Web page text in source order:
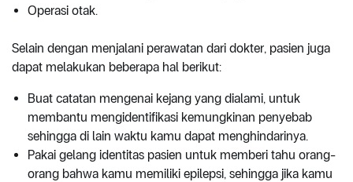
Operasi otak.
Selain dengan menjalani perawatan dari dokter, pasien juga
dapat melakukan beberapa hal berikut:
Buat catatan mengenai kejang yang dialami, untuk
membantu mengidentifikasi kemungkinan penyebab
sehingga di lain waktu kamu dapat menghindarinya.
Pakai gelang identitas pasien untuk memberi tahu orang-
orang bahwa kamu memiliki epilepsi, sehingga jika kamu